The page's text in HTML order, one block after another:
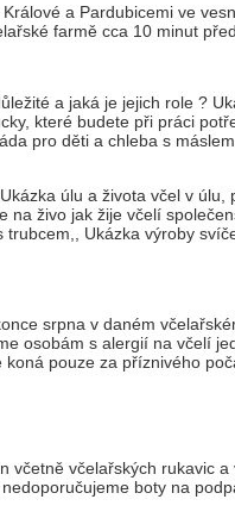
a Pardubicemi ve
farmě cca 10 minut
a jaká je jejich role ?
které budete při práci
pro děti a chleba s
úlu a života včel v úlu,
na živo jak žije včelí
Ukázka výroby
srpna v daném
osobám s alergií na včelí
pouze za příznivého
včetně včelařských rukavic a
boty na